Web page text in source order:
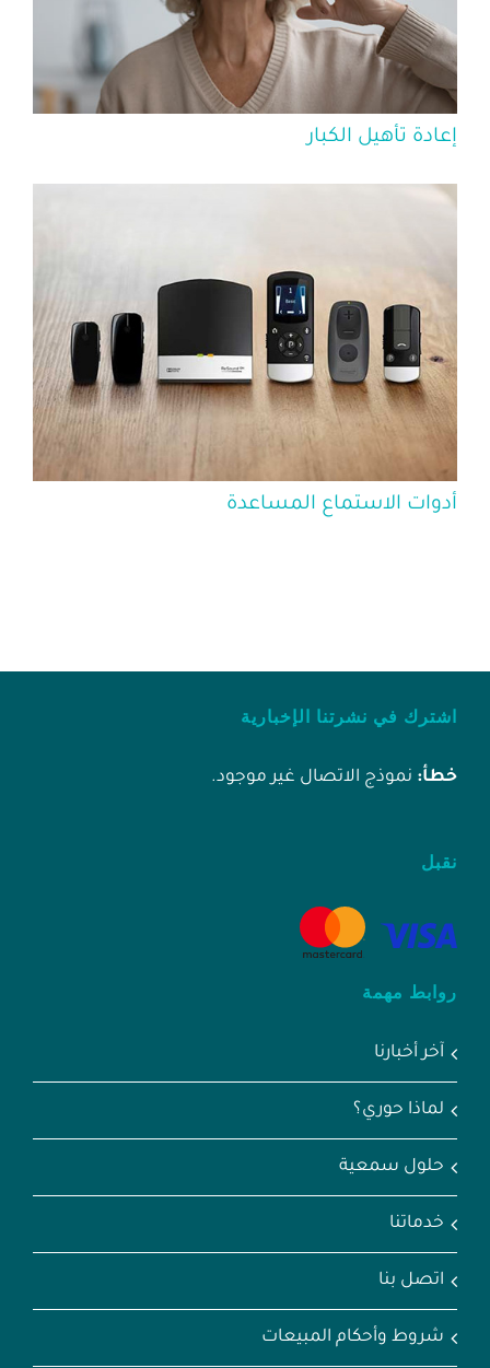
إعادة تأهيل الكبار
أدوات الاستماع المساعدة
اشترك في نشرتنا الإخبارية
خطأ: نموذج الاتصال غير موجود.
نقبل
روابط مهمة
آخر أخبارنا
لماذا حوري؟
حلول سمعية
خدماتنا
اتصل بنا
شروط وأحكام المبيعات